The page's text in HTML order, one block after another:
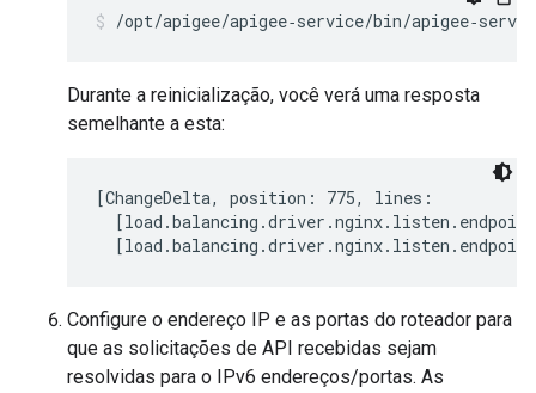
/opt/apigee/apigee‑service/bin/
Durante a reinicialização, você verá uma resposta
semelhante a esta:
[ChangeDelta, position: 775, lines:
Configure o endereço IP e as portas do roteador para
que as solicitações de API recebidas sejam
resolvidas para o IPv6 endereços/portas. As